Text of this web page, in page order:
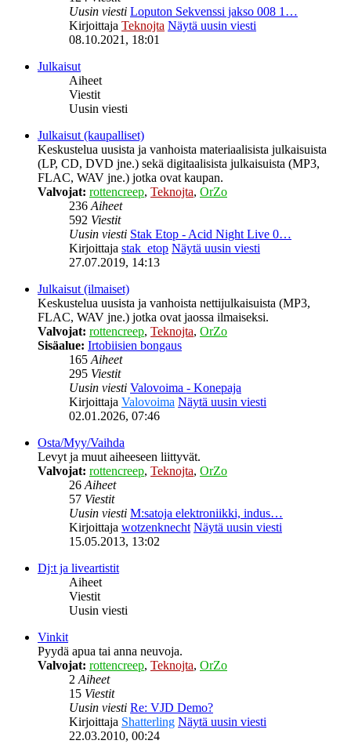
Uusin viesti Loputon Sekvenssi jakso 008 1…
Kirjoittaja Teknojta Näytä uusin viesti
08.10.2021, 18:01
Julkaisut
Aiheet
Viestit
Uusin viesti
Julkaisut (kaupalliset)
Keskustelua uusista ja vanhoista materiaalisista julkaisuista
(LP, CD, DVD jne.) sekä digitaalisista julkaisuista (MP3,
FLAC, WAV jne.) jotka ovat kaupan.
Valvojat: rottencreep, Teknojta, OrZo
236Aiheet
592 Viestit
Uusin viesti Stak Etop - Acid Night Live 0…
Kirjoittaja stak_etop Näytä uusin viesti
27.07.2019, 14:13
Julkaisut (ilmaiset)
Keskustelua uusista ja vanhoista nettijulkaisuista (MP3,
FLAC, WAV jne.) jotka ovat jaossa ilmaiseksi.
Valvojat: rottencreep, Teknojta, OrZo
Sisäalue: Irtobiisien bongaus
165Aiheet
295 Viestit
Uusin viesti Valovoima - Konepaja
Kirjoittaja Valovoima Näytä uusin viesti
02.01.2026, 07:46
Osta/Myy/Vaihda
Levyt ja muut aiheeseen liittyvät.
Valvojat: rottencreep, Teknojta, OrZo
26Aiheet
57 Viestit
Uusin viesti M:satoja elektroniikki, indus…
Kirjoittaja wotzenknecht Näytä uusin viesti
15.05.2013, 13:02
Dj:t ja liveartistit
Aiheet
Viestit
Uusin viesti
Vinkit
Pyydä apua tai anna neuvoja.
Valvojat: rottencreep, Teknojta, OrZo
2Aiheet
15 Viestit
Uusin viesti Re: VJD Demo?
Kirjoittaja Shatterling Näytä uusin viesti
22.03.2010, 00:24